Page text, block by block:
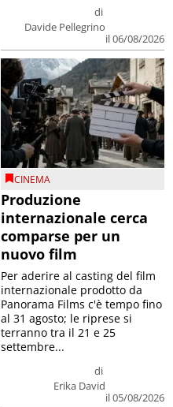
di
Davide Pellegrino
il 06/08/2026
CINEMA
Produzione
internazionale cerca
comparse per un
nuovo film
di
Erika David
il 05/08/2026
Per aderire al casting del film
internazionale prodotto da
Panorama Films c'è tempo fino
al 31 agosto; le riprese si
terranno tra il 21 e 25
settembre...